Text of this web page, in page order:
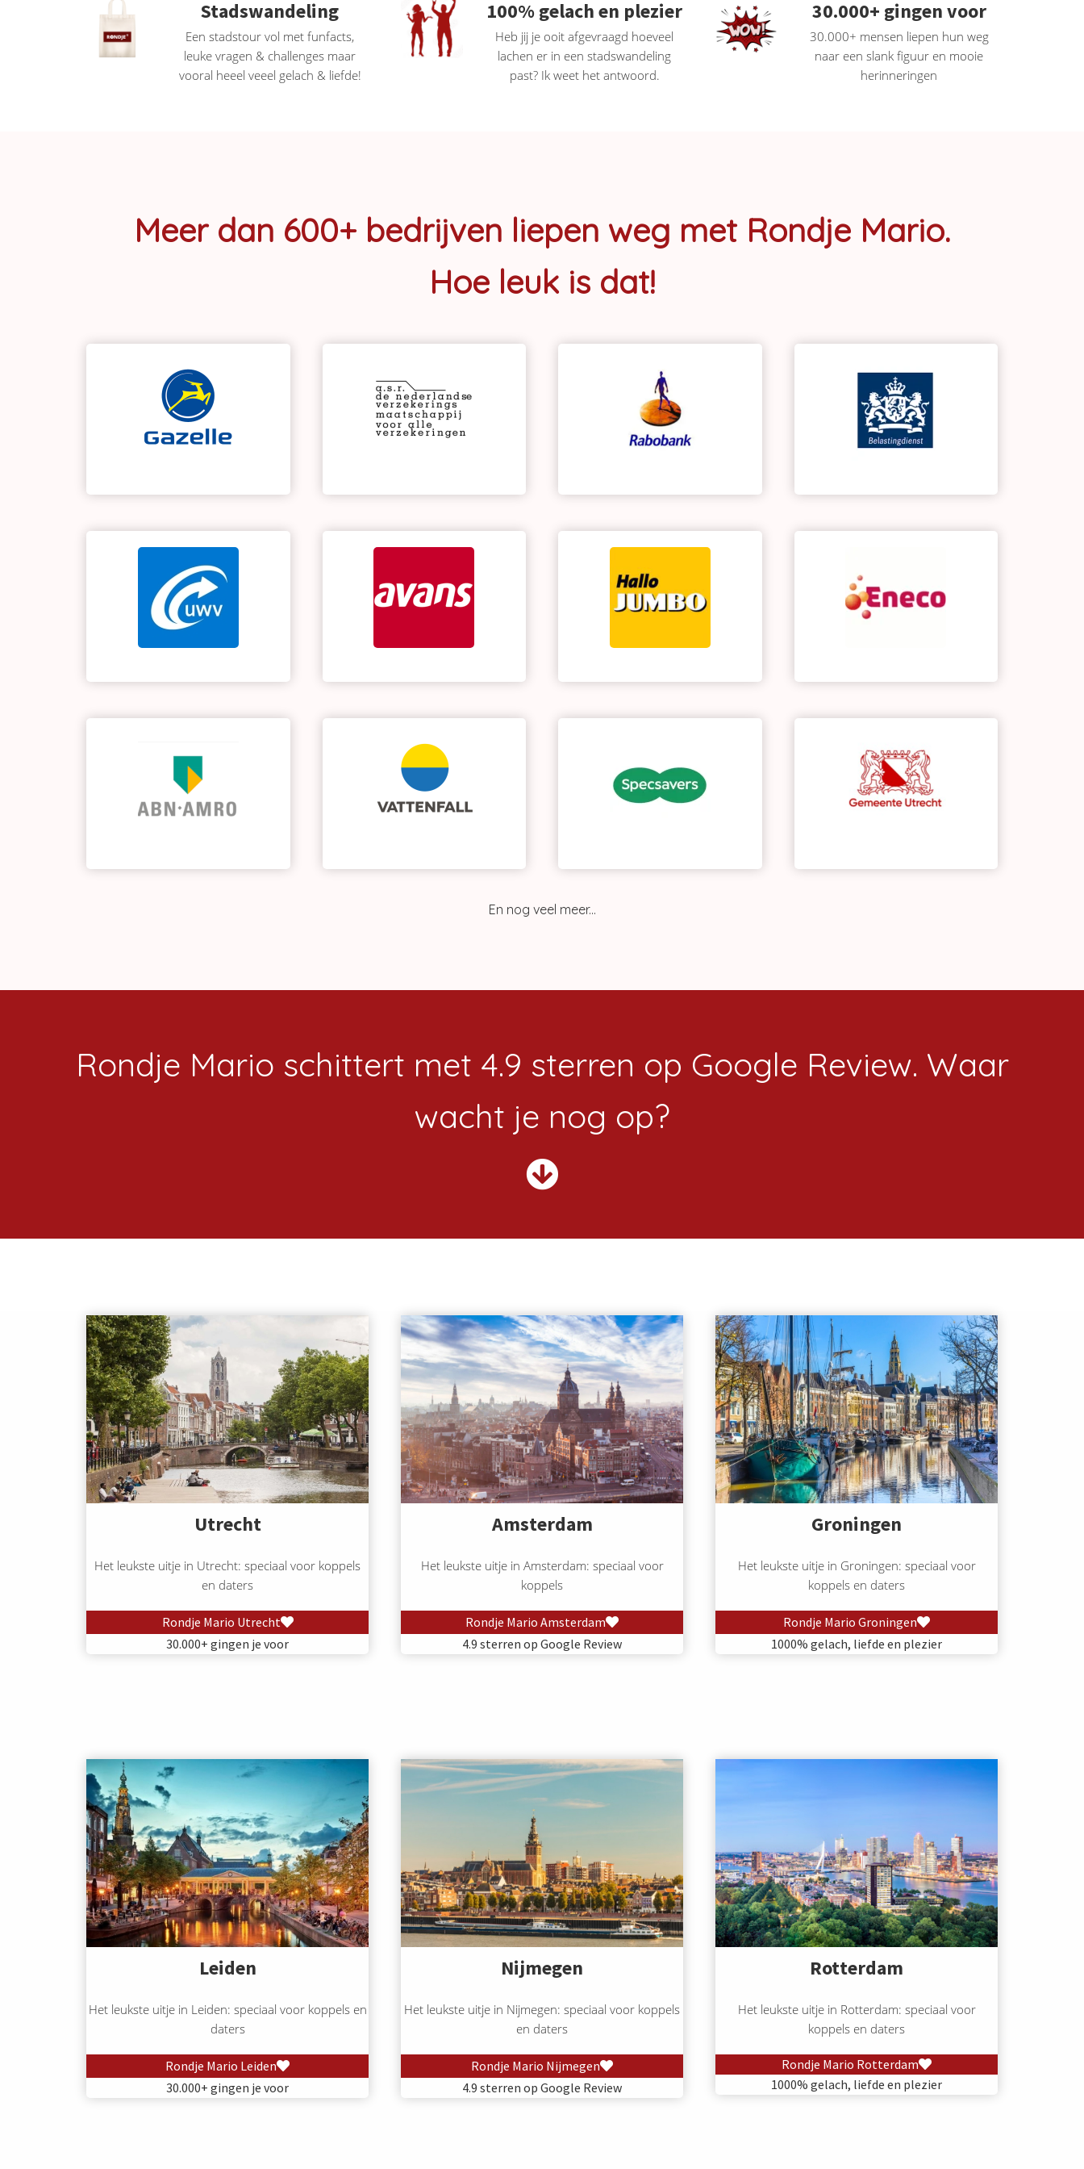
Stadswandeling
Een stadstour vol met funfacts,
leuke vragen & challenges maar
vooral heeel veeel gelach & liefde!
100% gelach en plezier
Heb jij je ooit afgevraagd hoeveel
lachen er in een stadswandeling
past? Ik weet het antwoord.
30.000+ gingen voor
30.000+ mensen liepen hun weg
naar een slank figuur en mooie
herinneringen
Meer dan 600+ bedrijven liepen weg met Rondje Mario.
Hoe leuk is dat!
En nog veel meer...
Rondje Mario schittert met 4.9 sterren op Google Review. Waar
wacht je nog op?
Utrecht
Het leukste uitje in Utrecht: speciaal voor koppels
en daters
Rondje Mario Utrecht
30.000+ gingen je voor
Amsterdam
Het leukste uitje in Amsterdam: speciaal voor
koppels
Rondje Mario Amsterdam
4.9 sterren op Google Review
Groningen
Het leukste uitje in Groningen: speciaal voor
koppels en daters
Rondje Mario Groningen
1000% gelach, liefde en plezier
Leiden
Het leukste uitje in Leiden: speciaal voor koppels en
daters
Rondje Mario Leiden
30.000+ gingen je voor
Nijmegen
Het leukste uitje in Nijmegen: speciaal voor koppels
en daters
Rondje Mario Nijmegen
4.9 sterren op Google Review
Rotterdam
Het leukste uitje in Rotterdam: speciaal voor
koppels en daters
Rondje Mario Rotterdam
1000% gelach, liefde en plezier